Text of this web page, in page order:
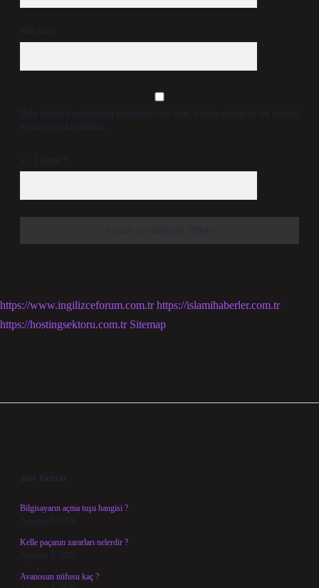
Web Sitesi
Daha sonraki yorumlarımda kullanılması için adım, e-posta adresim ve site adresim
bu tarayıcıya kaydedilsin.
5 + 3 kaçtır? *
https://www.ingilizceforum.com.tr https://islamihaberler.com.tr
https://hostingsektoru.com.tr Sitemap
Son Yazılar
Bilgisayarın açma tuşu hangisi ?
Ağustos 6, 2026
Kelle paçanın zararları nelerdir ?
Ağustos 5, 2026
Avanosun nüfusu kaç ?